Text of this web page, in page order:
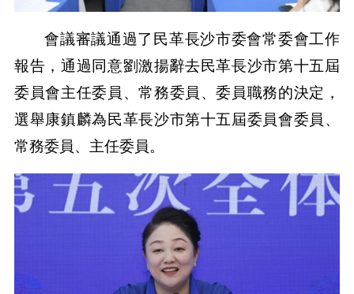
會議審議通過了民革長沙市委會常委會工作
報告，通過同意劉激揚辭去民革長沙市第十五屆
委員會主任委員、常務委員、委員職務的決定，
選舉康鎮麟為民革長沙市第十五屆委員會委員、
常務委員、主任委員。